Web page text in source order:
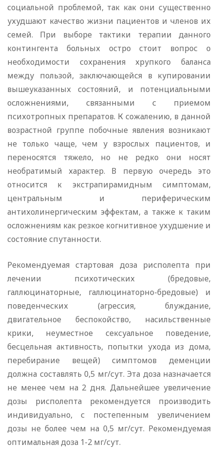
социальной проблемой, так как они существенно
ухудшают качество жизни пациентов и членов их
семей. При выборе тактики терапии данного
контингента больных остро стоит вопрос о
необходимости сохранения хрупкого баланса
между пользой, заключающейся в купировании
вышеуказанных состояний, и потенциальными
осложнениями, связанными с приемом
психотропных препаратов. К сожалению, в данной
возрастной группе побочные явления возникают
не только чаще, чем у взрослых пациентов, и
переносятся тяжело, но не редко они носят
необратимый характер. В первую очередь это
относится к экстрапирамидным симптомам,
центральным и периферическим
антихолинергическим эффектам, а также к таким
осложнениям как резкое когнитивное ухудшение и
состояние спутанности.
Рекомендуемая стартовая доза рисполепта при
лечении психотических (бредовые,
галлюцинаторные, галлюцинаторно-бредовые) и
поведенческих (агрессия, блуждание,
двигательное беспокойство, насильственные
крики, неуместное сексуальное поведение,
бесцельная активность, попытки ухода из дома,
перебирание вещей) симптомов деменции
должна составлять 0,5 мг/сут. Эта доза назначается
не менее чем на 2 дня. Дальнейшее увеличение
дозы рисполепта рекомендуется производить
индивидуально, с постепенным увеличением
дозы не более чем на 0,5 мг/сут. Рекомендуемая
оптимальная доза 1-2 мг/сут.